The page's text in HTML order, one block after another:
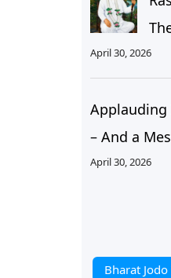
April 30, 2026
Applauding
– And a
April 30, 2026
Bharat Jodo